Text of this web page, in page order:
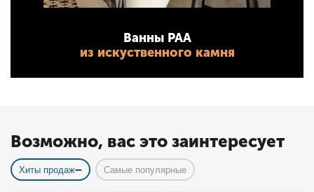
Ванны PAA
из искуственного камня
Возможно, вас это заинтересует
Хиты продаж Самые популярные